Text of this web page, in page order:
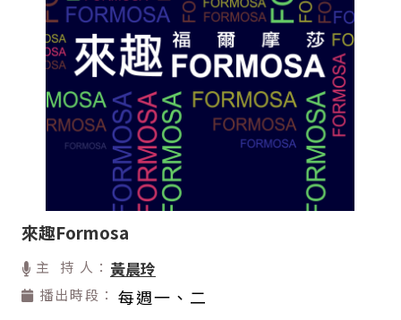
來趣Formosa
主 持 人： 黃晨玲
播出時段： 每週一、二